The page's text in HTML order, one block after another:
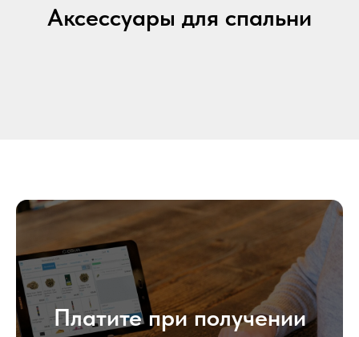
Аксессуары для спальни
Платите при получении